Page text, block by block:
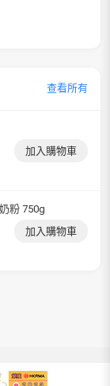
查看所有
加入購物車
粉 750g
加入購物車